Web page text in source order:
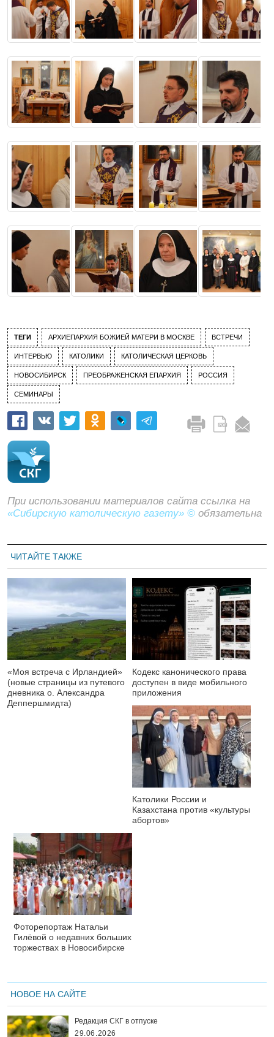
ТЕГИ АРХИЕПАРХИЯ БОЖИЕЙ МАТЕРИ В МОСКВЕ ВСТРЕЧИ
ИНТЕРВЬЮ КАТОЛИКИ КАТОЛИЧЕСКАЯ ЦЕРКОВЬ
НОВОСИБИРСК ПРЕОБРАЖЕНСКАЯ ЕПАРХИЯ РОССИЯ
СЕМИНАРЫ
При использовании материалов сайта ссылка на
«Сибирскую католическую газету» © обязательна
ЧИТАЙТЕ ТАКЖЕ
«Моя встреча с Ирландией»
(новые страницы из путевого
дневника о. Александра
Деппершмидта)
Кодекс канонического права
доступен в виде мобильного
приложения
Католики России и
Казахстана против «культуры
абортов»
Фоторепортаж Натальи
Гилёвой о недавних больших
торжествах в Новосибирске
НОВОЕ НА САЙТЕ
Редакция СКГ в отпуске
29.06.2026